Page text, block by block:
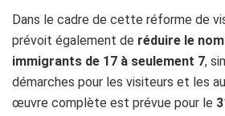
Dans le cadre de cette réforme de
prévoit également de réduire le
immigrants de 17 à seulement 7,
démarches pour les visiteurs et les
œuvre complète est prévue pour le